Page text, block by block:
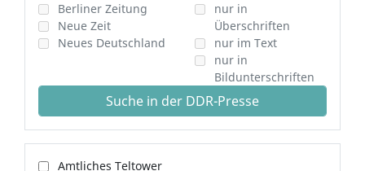
Berliner Zeitung
Neue Zeit
Neues Deutschland
nur in
Überschriften
nur im Text
nur in
Bildunterschriften
Suche in der DDR-Presse
Amtliches Teltower